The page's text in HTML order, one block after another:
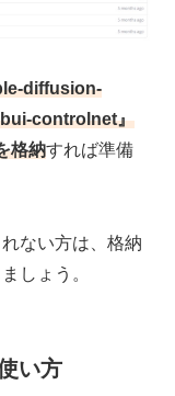
diffusion-
controlnet』
格納すれば準備
ない方は、格納
しょう。
い方